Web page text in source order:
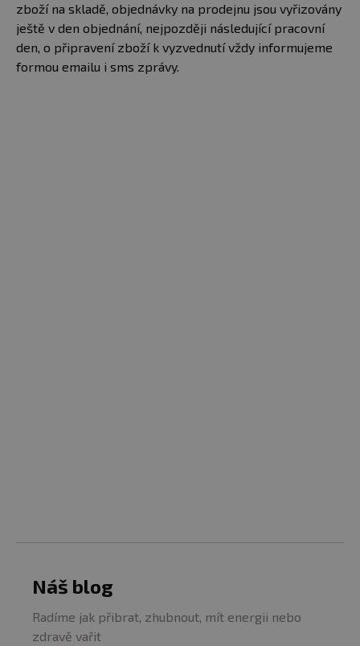
zboží na skladě, objednávky na prodejnu jsou vyřizovány
ještě v den objednání, nejpozději následující pracovní
den, o připravení zboží k vyzvednutí vždy informujeme
formou emailu i sms zprávy.
Náš blog
Radíme jak přibrat, zhubnout, mít energii nebo
zdravě vařit